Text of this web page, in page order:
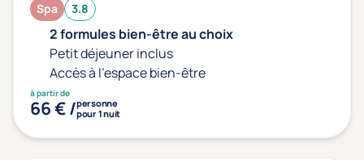
Spa 3.8
2 formules bien-être au choix
Petit déjeuner inclus
Accès à l'espace bien-être
à partir de
66 € /personne
pour 1 nuit